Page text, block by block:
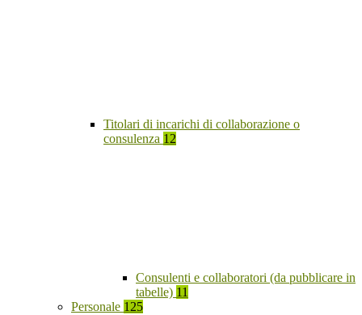
Titolari di incarichi di collaborazione o
consulenza 12
Consulenti e collaboratori (da pubblicare in
tabelle) 11
Personale 125